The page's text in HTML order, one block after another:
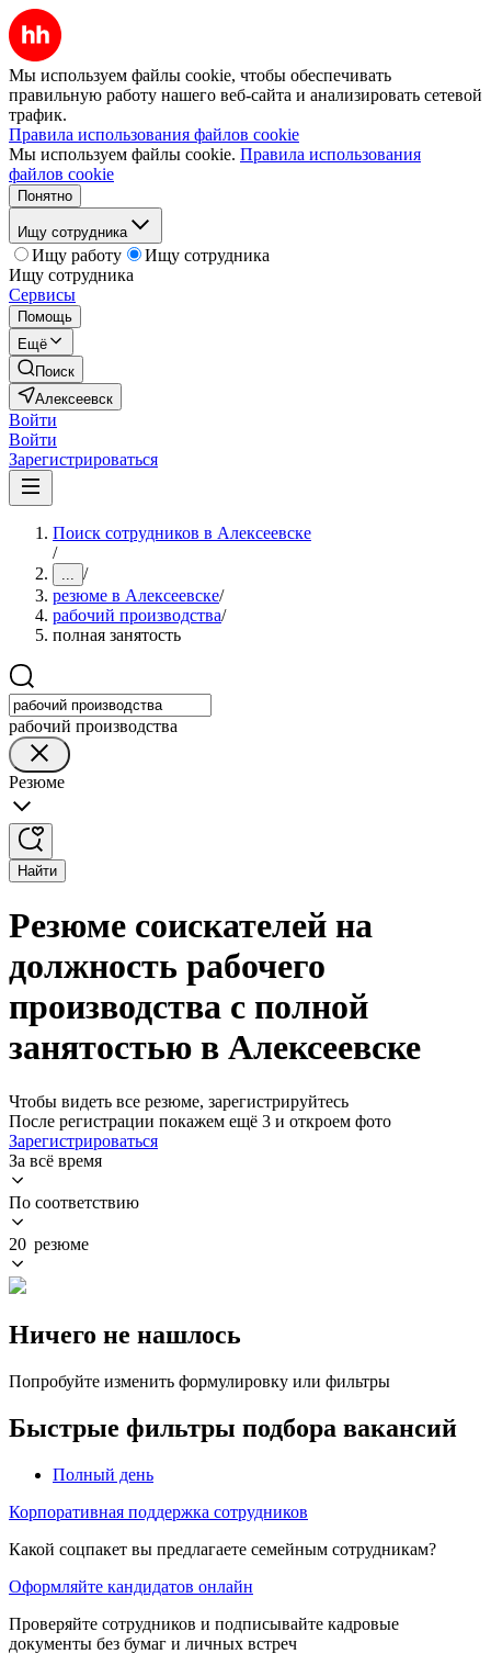
Мы используем файлы cookie, чтобы обеспечивать
правильную работу нашего веб-сайта и анализировать сетевой
трафик.
Правила использования файлов cookie
Мы используем файлы cookie. Правила использования
файлов cookie
Понятно
Ищу сотрудника
Ищу работу
Ищу сотрудника
Ищу сотрудника
Сервисы
Помощь
Ещё
Поиск
Алексеевск
Войти
Войти
Зарегистрироваться
Поиск сотрудников в Алексеевске
/
... /
резюме в Алексеевске/
рабочий производства/
полная занятость
рабочий производства
Резюме
Найти
Резюме соискателей на
должность рабочего
производства с полной
занятостью в Алексеевске
Чтобы видеть все резюме, зарегистрируйтесь
После регистрации покажем ещё 3 и откроем фото
Зарегистрироваться
За всё время
По соответствию
20 резюме
Ничего не нашлось
Попробуйте изменить формулировку или фильтры
Быстрые фильтры подбора вакансий
Полный день
Корпоративная поддержка сотрудников
Какой соцпакет вы предлагаете семейным сотрудникам?
Оформляйте кандидатов онлайн
Проверяйте сотрудников и подписывайте кадровые
документы без бумаг и личных встреч